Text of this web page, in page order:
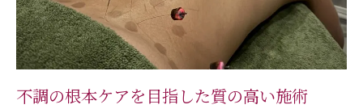
不調の根本ケアを目指した質の高い施術